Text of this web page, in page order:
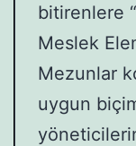
bitirenlere
Meslek
Mezunlar
uygun